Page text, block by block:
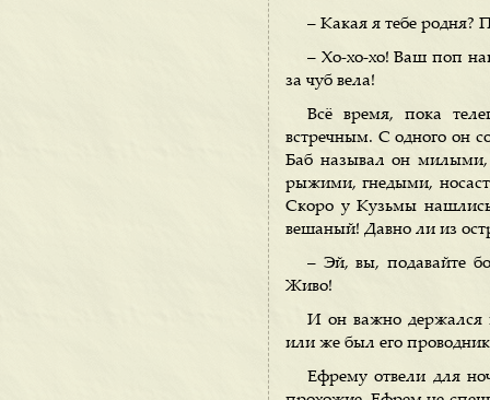
– Какая я тебе родня?
– Хо-хо-хо! Ваш поп
за чуб вела!
Всё время, пока
встречным. С одного он
Баб называл он
рыжими, гнедыми,
Скоро у Кузьмы
вешаный! Давно ли из
– Эй, вы, подавайте
Живо!
И он важно держался
или же был его
Ефрему отвели для